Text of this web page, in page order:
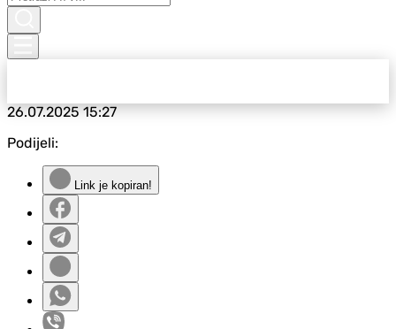
26.07.202515:27
Podijeli:
Link je kopiran!